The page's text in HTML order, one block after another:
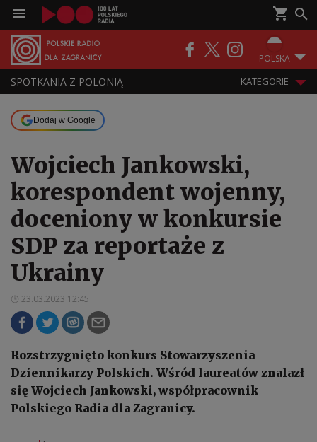
POLSKA
SPOTKANIA Z POLONIĄ KATEGORIE
Dodaj w Google
Wojciech Jankowski,
korespondent wojenny,
doceniony w konkursie
SDP za reportaże z
Ukrainy
23.03.2023 12:45
Rozstrzygnięto konkurs Stowarzyszenia
Dziennikarzy Polskich. Wśród laureatów znalazł
się Wojciech Jankowski, współpracownik
Polskiego Radia dla Zagranicy.